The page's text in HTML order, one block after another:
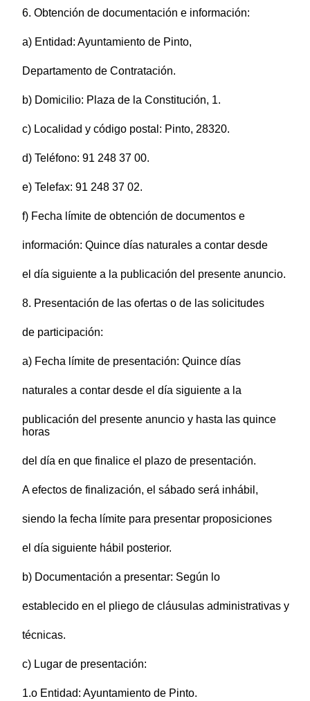
6. Obtención de documentación e información:
a) Entidad: Ayuntamiento de Pinto,
Departamento de Contratación.
b) Domicilio: Plaza de la Constitución, 1.
c) Localidad y código postal: Pinto, 28320.
d) Teléfono: 91 248 37 00.
e) Telefax: 91 248 37 02.
f) Fecha límite de obtención de documentos e
información: Quince días naturales a contar desde
el día siguiente a la publicación del presente anuncio.
8. Presentación de las ofertas o de las solicitudes
de participación:
a) Fecha límite de presentación: Quince días
naturales a contar desde el día siguiente a la
publicación del presente anuncio y hasta las quince
horas
del día en que finalice el plazo de presentación.
A efectos de finalización, el sábado será inhábil,
siendo la fecha límite para presentar proposiciones
el día siguiente hábil posterior.
b) Documentación a presentar: Según lo
establecido en el pliego de cláusulas administrativas y
técnicas.
c) Lugar de presentación:
1.o Entidad: Ayuntamiento de Pinto.